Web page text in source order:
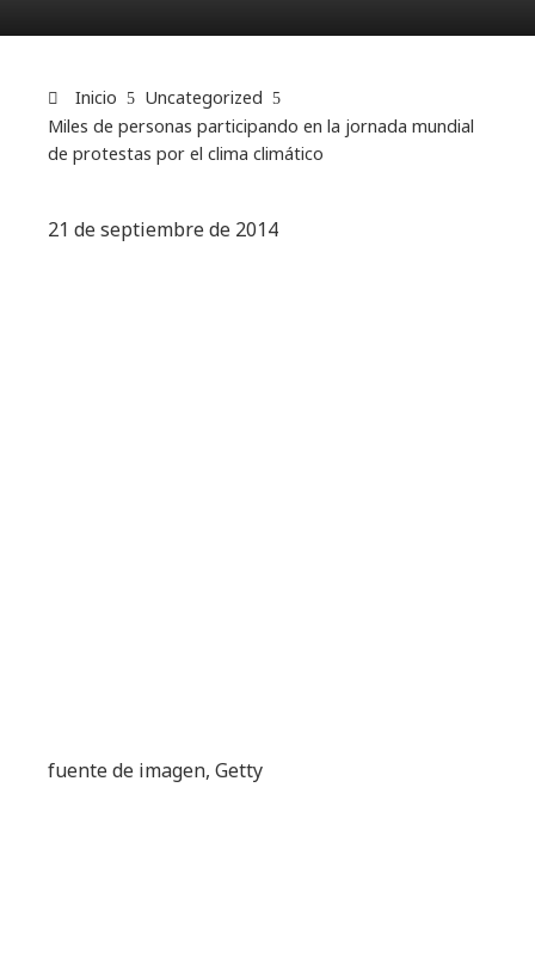
Inicio
Uncategorized
Miles de personas participando en la jornada mundial
de protestas por el clima climático
21 de septiembre de 2014
fuente de imagen, Getty